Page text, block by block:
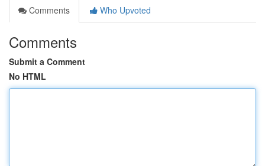
Comments
Who Upvoted
Comments
Submit a Comment
No HTML